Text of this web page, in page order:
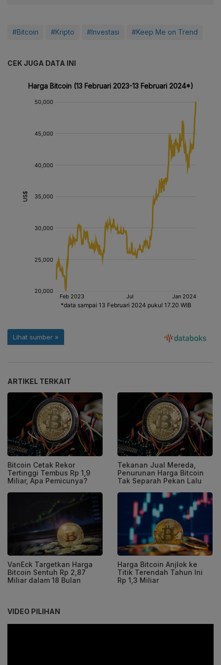
#Bitcoin #Kripto #Investasi #Keep Me on Trend
CEK JUGA DATA INI
ARTIKEL TERKAIT
Bitcoin Cetak Rekor
Tertinggi Tembus Rp 1,9
Miliar, Apa Pemicunya?
Tekanan Jual Mereda,
Penurunan Harga Bitcoin
Tak Separah Pekan Lalu
VanEck Targetkan Harga
Bitcoin Sentuh Rp 2,87
Miliar dalam 18 Bulan
Harga Bitcoin Anjlok ke
Titik Terendah Tahun Ini
Rp 1,3 Miliar
VIDEO PILIHAN